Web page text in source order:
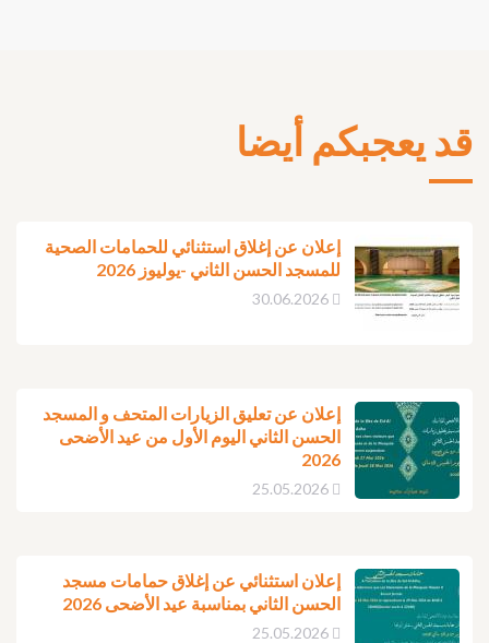
قد يعجبكم أيضا
إعلان عن إغلاق استثنائي للحمامات الصحية
للمسجد الحسن الثاني -يوليوز 2026
30.06.2026
إعلان عن تعليق الزيارات المتحف و المسجد
الحسن الثاني اليوم الأول من عيد الأضحى
2026
25.05.2026
إعلان استثنائي عن إغلاق حمامات مسجد
الحسن الثاني بمناسبة عيد الأضحى 2026
25.05.2026